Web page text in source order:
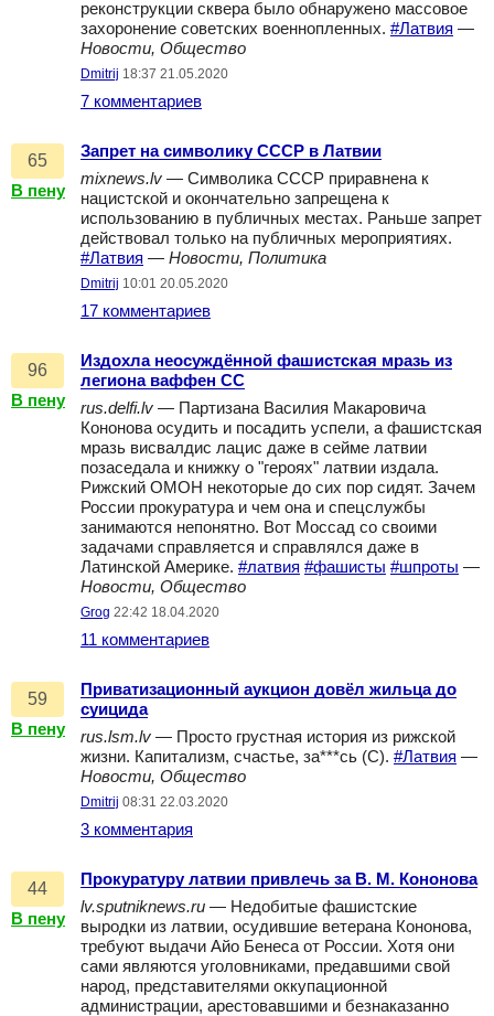
реконструкции сквера было обнаружено массовое
захоронение советских военнопленных. #Латвия —
Новости, Общество
Dmitrij 18:37 21.05.2020
7 комментариев
65
В пену
Запрет на символику СССР в Латвии
mixnews.lv — Символика СССР приравнена к
нацистской и окончательно запрещена к
использованию в публичных местах. Раньше запрет
действовал только на публичных мероприятиях.
#Латвия — Новости, Политика
Dmitrij 10:01 20.05.2020
17 комментариев
96
В пену
Издохла неосуждённой фашистская мразь из
легиона ваффен СС
rus.delfi.lv — Партизана Василия Макаровича
Кононова осудить и посадить успели, а фашистская
мразь висвалдис лацис даже в сейме латвии
позаседала и книжку о "героях" латвии издала.
Рижский ОМОН некоторые до сих пор сидят. Зачем
России прокуратура и чем она и спецслужбы
занимаются непонятно. Вот Моссад со своими
задачами справляется и справлялся даже в
Латинской Америке. #латвия #фашисты #шпроты —
Новости, Общество
Grog 22:42 18.04.2020
11 комментариев
59
В пену
Приватизационный аукцион довёл жильца до
суицида
rus.lsm.lv — Просто грустная история из рижской
жизни. Капитализм, счастье, за***сь (С). #Латвия —
Новости, Общество
Dmitrij 08:31 22.03.2020
3 комментария
44
В пену
Прокуратуру латвии привлечь за В. М. Кононова
lv.sputniknews.ru — Недобитые фашистские
выродки из латвии, осудившие ветерана Кононова,
требуют выдачи Айо Бенеса от России. Хотя они
сами являются уголовниками, предавшими свой
народ, представителями оккупационной
администрации, арестовавшими и безнаказанно